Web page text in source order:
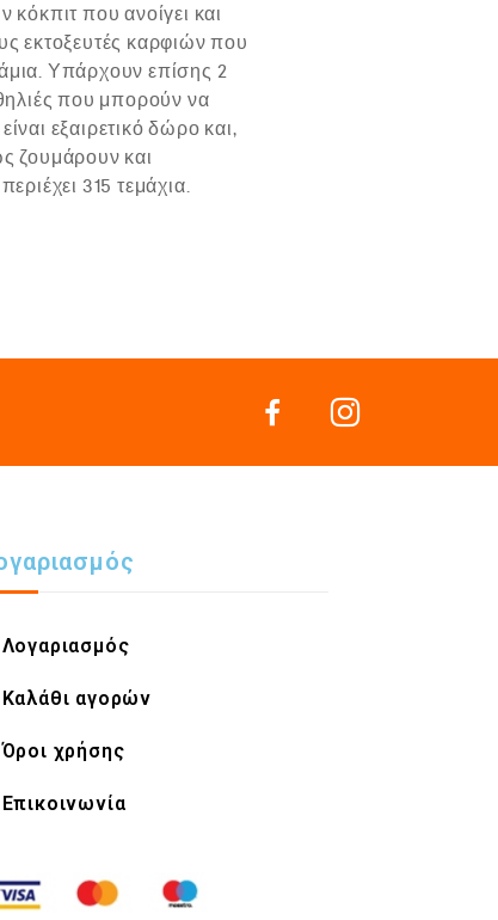
κόκπιτ που ανοίγει και
εκτοξευτές καρφιών που
Υπάρχουν επίσης 2
που μπορούν να
εξαιρετικό δώρο και,
ζουμάρουν και
315 τεμάχια.
Λογαριασμός
Καλάθι αγορών
Όροι χρήσης
Επικοινωνία